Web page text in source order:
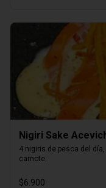
Nigiri Sake
4 nigiris de pesca del
camote.
$6.900